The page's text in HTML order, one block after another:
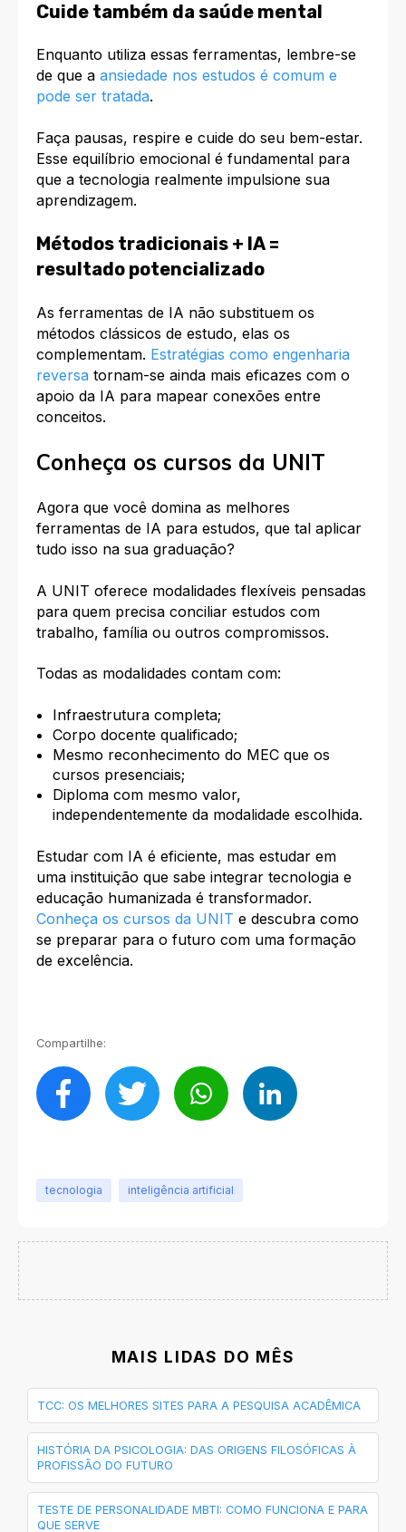
Cuide também da saúde mental
Enquanto utiliza essas ferramentas, lembre-se
de que a ansiedade nos estudos é comum e
pode ser tratada.
Faça pausas, respire e cuide do seu bem-estar.​
Esse equilíbrio emocional é fundamental para
que a tecnologia realmente impulsione sua
aprendizagem.​
Métodos tradicionais + IA =
resultado potencializado
As ferramentas de IA não substituem os
métodos clássicos de estudo, elas os
complementam. Estratégias como engenharia
reversa tornam-se ainda mais eficazes com o
apoio da IA para mapear conexões entre
conceitos.​
Conheça os cursos da UNIT
Agora que você domina as melhores
ferramentas de IA para estudos, que tal aplicar
tudo isso na sua graduação?
A UNIT oferece modalidades flexíveis pensadas
para quem precisa conciliar estudos com
trabalho, família ou outros compromissos.
Todas as modalidades contam com:
Infraestrutura completa;
Corpo docente qualificado;
Mesmo reconhecimento do MEC que os
cursos presenciais;
Diploma com mesmo valor,
independentemente da modalidade escolhida.
Estudar com IA é eficiente, mas estudar em
uma instituição que sabe integrar tecnologia e
educação humanizada é transformador.​
Conheça os cursos da UNIT e descubra como
se preparar para o futuro com uma formação
de excelência.​
Compartilhe:
tecnologia inteligência artificial
MAIS LIDAS DO MÊS
TCC: OS MELHORES SITES PARA A PESQUISA ACADÊMICA
HISTÓRIA DA PSICOLOGIA: DAS ORIGENS FILOSÓFICAS À
PROFISSÃO DO FUTURO
TESTE DE PERSONALIDADE MBTI: COMO FUNCIONA E PARA
QUE SERVE